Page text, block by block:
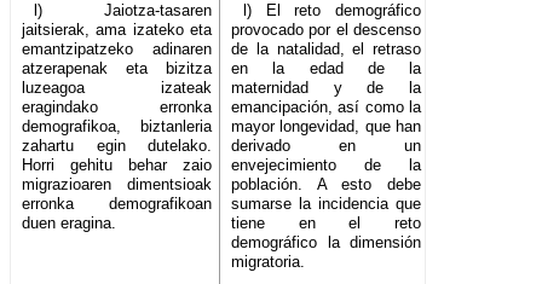
l) Jaiotza-tasaren
jaitsierak, ama izateko eta
emantzipatzeko adinaren
atzerapenak eta bizitza
luzeagoa izateak
eragindako erronka
demografikoa, biztanleria
zahartu egin dutelako.
Horri gehitu behar zaio
migrazioaren dimentsioak
erronka demografikoan
duen eragina.
l) El reto demográfico
provocado por el descenso
de la natalidad, el retraso
en la edad de la
maternidad y de la
emancipación, así como la
mayor longevidad, que han
derivado en un
envejecimiento de la
población. A esto debe
sumarse la incidencia que
tiene en el reto
demográfico la dimensión
migratoria.